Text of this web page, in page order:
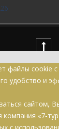
файлы cookie
удобство и
сайтом,
«7-